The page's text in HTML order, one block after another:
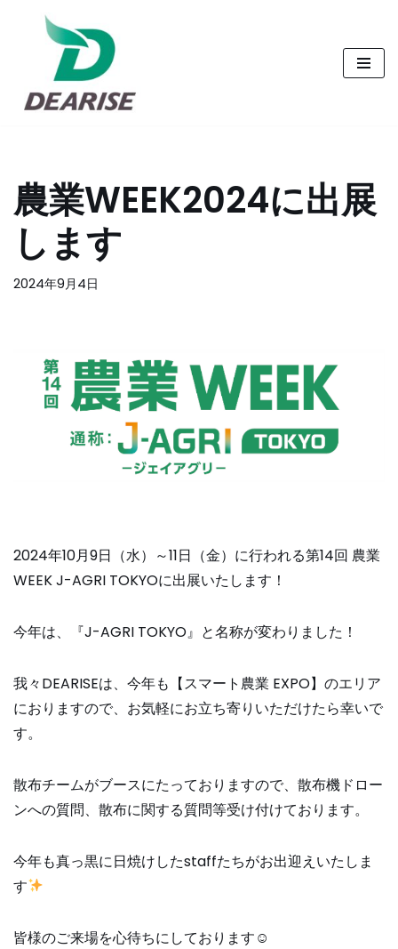
テ
ス
キ
ッ
プ
農業WEEK2024に出展
します
2024年9月4日
2024年10月9日（水）～11日（金）に行われる第14回 農業
WEEK J-AGRI TOKYOに出展いたします！
今年は、『J-AGRI TOKYO』と名称が変わりました！
我々DEARISEは、今年も【スマート農業 EXPO】のエリア
におりますので、お気軽にお立ち寄りいただけたら幸いで
す。
散布チームがブースにたっておりますので、散布機ドロー
ンへの質問、散布に関する質問等受け付けております。
今年も真っ黒に日焼けしたstaffたちがお出迎えいたしま
す
皆様のご来場を心待ちにしております☺